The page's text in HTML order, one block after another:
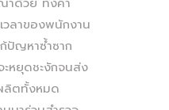
ลาของพนักงาน
ปัญหาซ้ำซาก
ะหยุดชะงักจนส่ง
ลิตทั้งหมด